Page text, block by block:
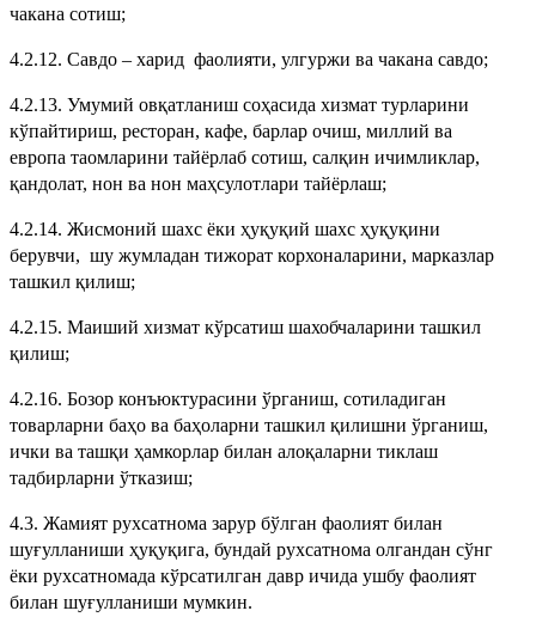
чакана сотиш;
4.2.12. Савдо – харид фаолияти, улгуржи ва чакана савдо;
4.2.13. Умумий овқатланиш соҳасида хизмат турларини
кўпайтириш, ресторан, кафе, барлар очиш, миллий ва
европа таомларини тайёрлаб сотиш, салқин ичимликлар,
қандолат, нон ва нон маҳсулотлари тайёрлаш;
4.2.14. Жисмоний шахс ёки ҳуқуқий шахс ҳуқуқини
берувчи, шу жумладан тижорат корхоналарини, марказлар
ташкил қилиш;
4.2.15. Маиший хизмат кўрсатиш шахобчаларини ташкил
қилиш;
4.2.16. Бозор конъюктурасини ўрганиш, сотиладиган
товарларни баҳо ва баҳоларни ташкил қилишни ўрганиш,
ички ва ташқи ҳамкорлар билан алоқаларни тиклаш
тадбирларни ўтказиш;
4.3. Жамият рухсатнома зарур бўлган фаолият билан
шуғулланиши ҳуқуқига, бундай рухсатнома олгандан сўнг
ёки рухсатномада кўрсатилган давр ичида ушбу фаолият
билан шуғулланиши мумкин.